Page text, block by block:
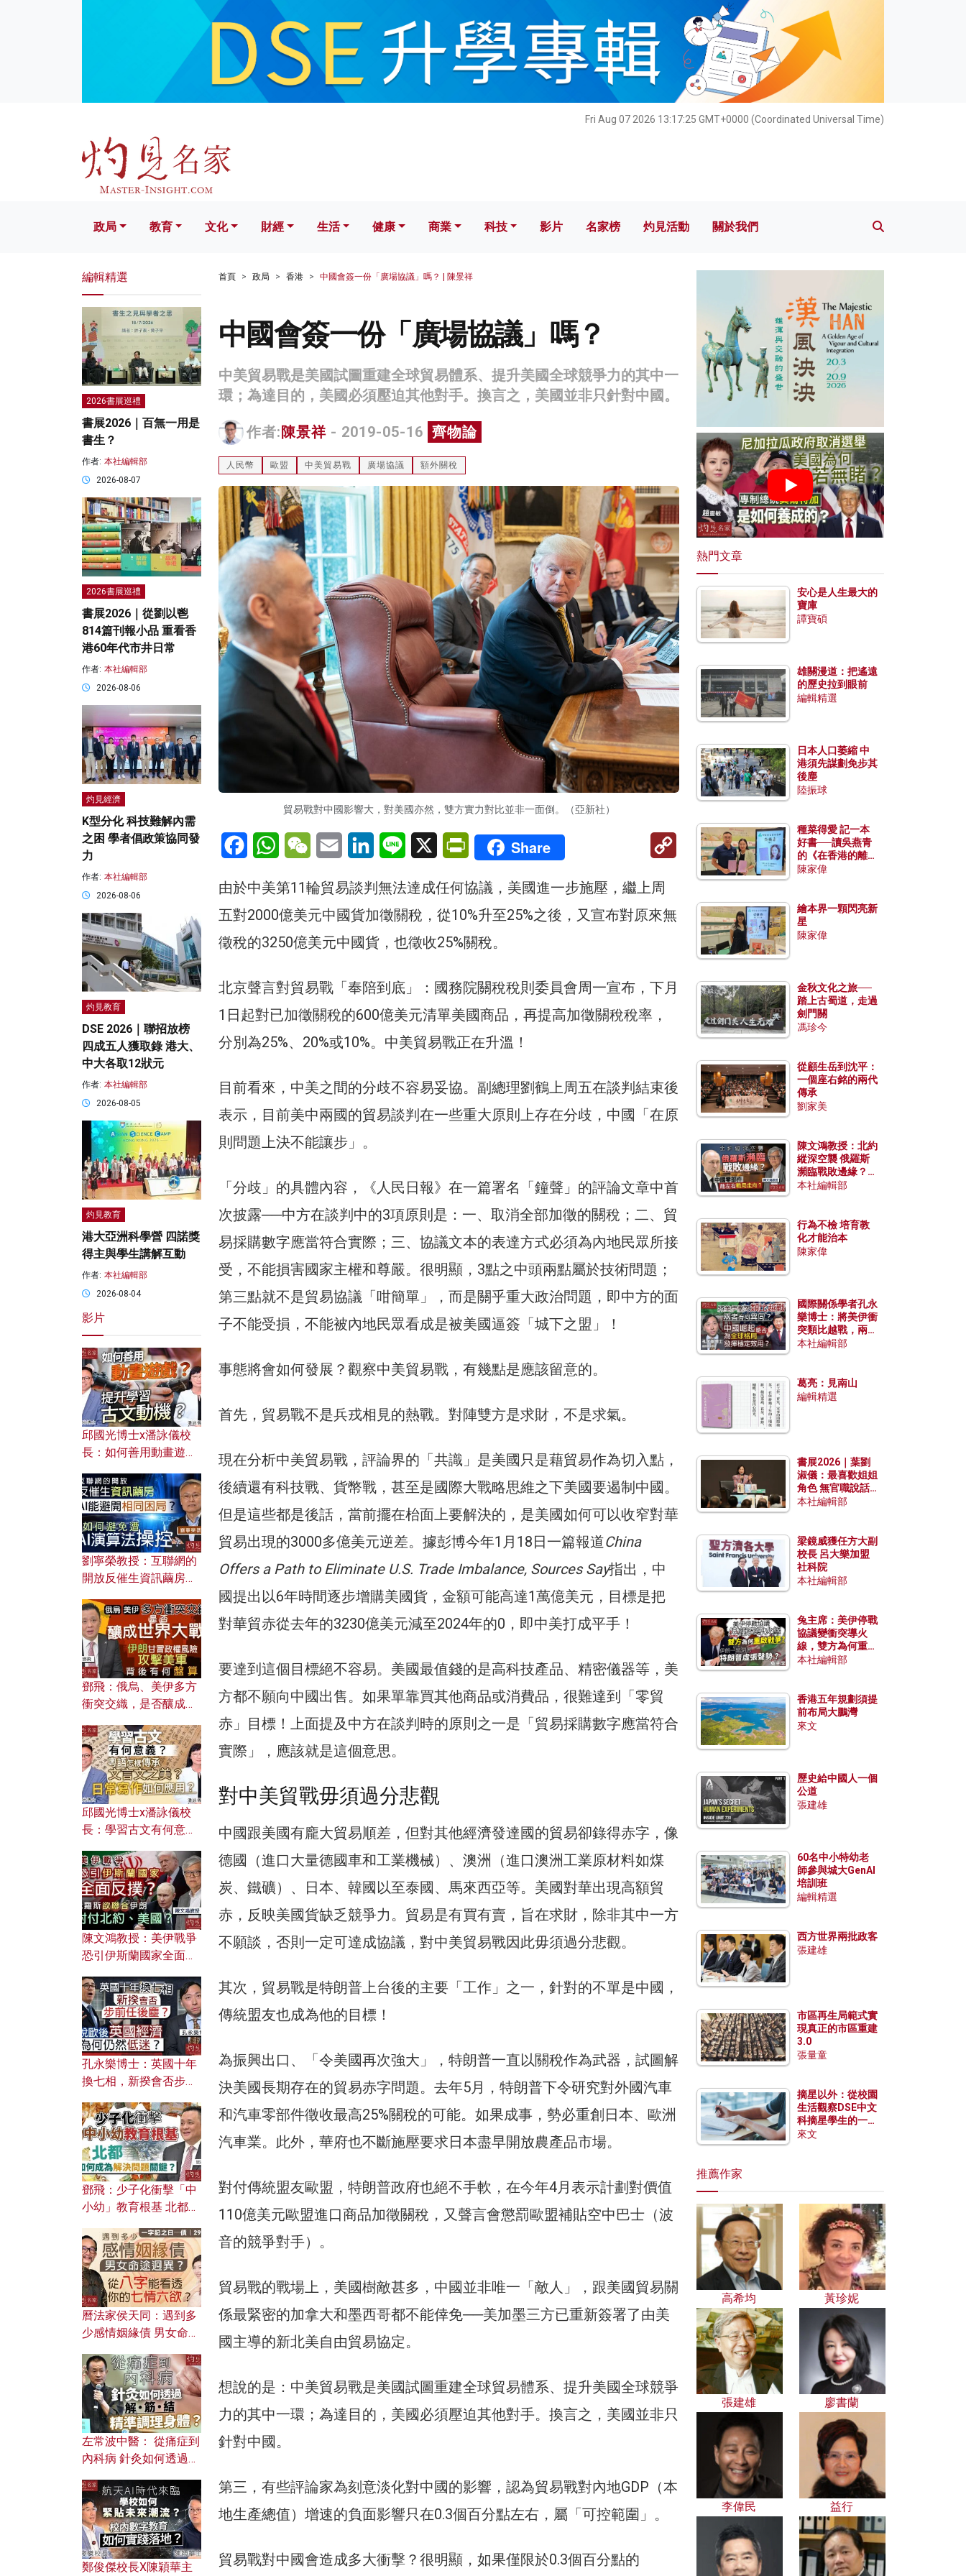
Fri Aug 07 2026 13:17:27 GMT+0000 (Coordinated Universal Time)
文化 財經 生活 健康 科技 影片 名家榜 灼見活動 關於我們
政局 教育 文化 財經 生活 健康 商業 科技 影片 名家榜 灼見活動 關於我們
首頁 政局 香港 中國會簽一份「廣場協議」嗎？ | 陳景祥
中國會簽一份「廣場協議」嗎？
中美貿易戰是美國試圖重建全球貿易體系、提升美國全球競爭力的其中一
環；為達目的，美國必須壓迫其他對手。換言之，美國並非只針對中國。
作者: 陳景祥 - 2019-05-16 齊物論
人民幣 歐盟 中美貿易戰 廣場協議 額外關稅
貿易戰對中國影響大，對美國亦然，雙方實力對比並非一面倒。（亞新社）
FacebookWhatsAppWeChatEmail LinkedInLine X PrintFriendly
Share
Copy
由於中美第11輪貿易談判無法達成任何協議，美國進一步施壓，繼上周
五對2000億美元中國貨加徵關稅，從10%升至25%之後，又宣布對原來無
徵稅的3250億美元中國貨，也徵收25%關稅。
北京聲言對貿易戰「奉陪到底」：國務院關稅稅則委員會周一宣布，下月
1日起對已加徵關稅的600億美元清單美國商品，再提高加徵關稅稅率，
分別為25%、20%或10%。中美貿易戰正在升溫！
目前看來，中美之間的分歧不容易妥協。副總理劉鶴上周五在談判結束後
表示，目前美中兩國的貿易談判在一些重大原則上存在分歧，中國「在原
則問題上決不能讓步」。
「分歧」的具體內容，《人民日報》在一篇署名「鐘聲」的評論文章中首
次披露──中方在談判中的3項原則是：一、取消全部加徵的關稅；二、貿
易採購數字應當符合實際；三、協議文本的表達方式必須為內地民眾所接
受，不能損害國家主權和尊嚴。很明顯，3點之中頭兩點屬於技術問題；
第三點就不是貿易協議「咁簡單」，而是關乎重大政治問題，即中方的面
子不能受損，不能被內地民眾看成是被美國逼簽「城下之盟」！
事態將會如何發展？觀察中美貿易戰，有幾點是應該留意的。
首先，貿易戰不是兵戎相見的熱戰。對陣雙方是求財，不是求氣。
現在分析中美貿易戰，評論界的「共識」是美國只是藉貿易作為切入點，
後續還有科技戰、貨幣戰，甚至是國際大戰略思維之下美國要遏制中國。
但是這些都是後話，當前擺在枱面上要解決的，是美國如何可以收窄對華
貿易出現的3000多億美元逆差。據彭博今年1月18日一篇報道China
Offers a Path to Eliminate U.S. Trade Imbalance, Sources Say指出，中
國提出以6年時間逐步增購美國貨，金額可能高達1萬億美元，目標是把
對華貿赤從去年的3230億美元減至2024年的0，即中美打成平手！
要達到這個目標絕不容易。美國最值錢的是高科技產品、精密儀器等，美
方都不願向中國出售。如果單靠買其他商品或消費品，很難達到「零貿
赤」目標！上面提及中方在談判時的原則之一是「貿易採購數字應當符合
實際」，應該就是這個意思。
對中美貿戰毋須過分悲觀
中國跟美國有龐大貿易順差，但對其他經濟發達國的貿易卻錄得赤字，像
德國（進口大量德國車和工業機械）、澳洲（進口澳洲工業原材料如煤
炭、鐵礦）、日本、韓國以至泰國、馬來西亞等。美國對華出現高額貿
赤，反映美國貨缺乏競爭力。貿易是有買有賣，旨在求財，除非其中一方
不願談，否則一定可達成協議，對中美貿易戰因此毋須過分悲觀。
其次，貿易戰是特朗普上台後的主要「工作」之一，針對的不單是中國，
傳統盟友也成為他的目標！
為振興出口、「令美國再次強大」，特朗普一直以關稅作為武器，試圖解
決美國長期存在的貿易赤字問題。去年5月，特朗普下令研究對外國汽車
和汽車零部件徵收最高25%關稅的可能。如果成事，勢必重創日本、歐洲
汽車業。此外，華府也不斷施壓要求日本盡早開放農產品市場。
對付傳統盟友歐盟，特朗普政府也絕不手軟，在今年4月表示計劃對價值
110億美元歐盟進口商品加徵關稅，又聲言會懲罰歐盟補貼空中巴士（波
音的競爭對手）。
貿易戰的戰場上，美國樹敵甚多，中國並非唯一「敵人」，跟美國貿易關
係最緊密的加拿大和墨西哥都不能倖免──美加墨三方已重新簽署了由美
國主導的新北美自由貿易協定。
想說的是：中美貿易戰是美國試圖重建全球貿易體系、提升美國全球競爭
力的其中一環；為達目的，美國必須壓迫其他對手。換言之，美國並非只
針對中國。
第三，有些評論家為刻意淡化對中國的影響，認為貿易戰對內地GDP（本
地生產總值）增速的負面影響只在0.3個百分點左右，屬「可控範圍」。
貿易戰對中國會造成多大衝擊？很明顯，如果僅限於0.3個百分點的
編輯精選
2026書展巡禮
書展2026｜百無一用是
書生？
作者: 本社編輯部
2026-08-07
2026書展巡禮
書展2026｜從劉以鬯
814篇刊報小品 重看香
港60年代市井日常
作者: 本社編輯部
2026-08-06
灼見經濟
K型分化 科技難解內需
之困 學者倡政策協同發
力
作者: 本社編輯部
2026-08-06
灼見教育
DSE 2026｜聯招放榜
四成五人獲取錄 港大、
中大各取12狀元
作者: 本社編輯部
2026-08-05
灼見教育
港大亞洲科學營 四諾獎
得主與學生講解互動
作者: 本社編輯部
2026-08-04
影片
邱國光博士x潘詠儀校
長：如何善用動畫遊戲
劉寧榮教授：互聯網的
開放反催生資訊繭房，
何避免遭AI演算法操
控？
鄧飛：俄烏、美伊多方
衝突交織，是否釀成世
風險攻擊美軍，背後有
何盤算？
邱國光博士x潘詠儀校
長：學習古文有何意
文之美？ 日常寫作如何
應用？
陳文鴻教授：美伊戰爭
恐引伊斯蘭國家全面反
對付北約美國？
孔永樂博士：英國十年
換七相，新揆會否步前
濟為何仍然低迷？
鄧飛：少子化衝擊「中
小幼」教育根基 北都如
曆法家侯天同：遇到多
少感情姻緣債 男女命途
的七情六欲？
左常波中醫： 從痛症到
內科病 針灸如何透過解
鄭俊傑校長X陳穎華主
熱門文章
安心是人生最大的
寶庫
譚寶碩
雄關漫道：把遙遠
的歷史拉到眼前
編輯精選
日本人口萎縮 中
港須先謀劃免步其
後塵
陸振球
種菜得愛 記一本
好書──讀吳燕青
的《在香港的離島
種菜》
陳家偉
繪本界一顆閃亮新
星
陳家偉
金秋文化之旅──
踏上古蜀道，走過
劍門關
馮珍今
從顧生岳到沈平：
一個座右銘的兩代
傳承
劉家美
陳文鴻教授：北約
縱深空襲 俄羅斯
瀕臨戰敗邊緣？中
國零部件能左右戰
本社編輯部
行為不檢 培育教
化才能治本
陳家偉
國際關係學者孔永
樂博士：將美伊衝
突類比越戰，兩者
有何異同？中國崛
本社編輯部
葛亮：見南山
編輯精選
書展2026｜葉劉
淑儀：最喜歡姐姐
角色 無官職說話
包袱少
本社編輯部
梁鏡威獲任方大副
校長 呂大樂加盟
社科院
本社編輯部
兔主席：美伊停戰
協議變衝突導火
線，雙方為何重啟
戰爭？伊朗一早洞
本社編輯部
香港五年規劃須提
前布局大鵬灣
來文
歷史給中國人一個
公道
張建雄
60名中小特幼老
師參與城大GenAI
培訓班
編輯精選
西方世界兩批政客
張建雄
市區再生局範式實
現真正的市區重建
3.0
張量童
摘星以外：從校園
生活觀察DSE中文
科摘星學生的一點
特質
來文
推薦作家
高希均 黃珍妮
張建雄 廖書蘭
李偉民 益行